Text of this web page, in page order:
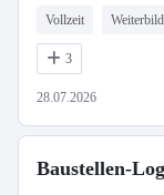
Vollzeit
3
28.07.2026
Baustellen-